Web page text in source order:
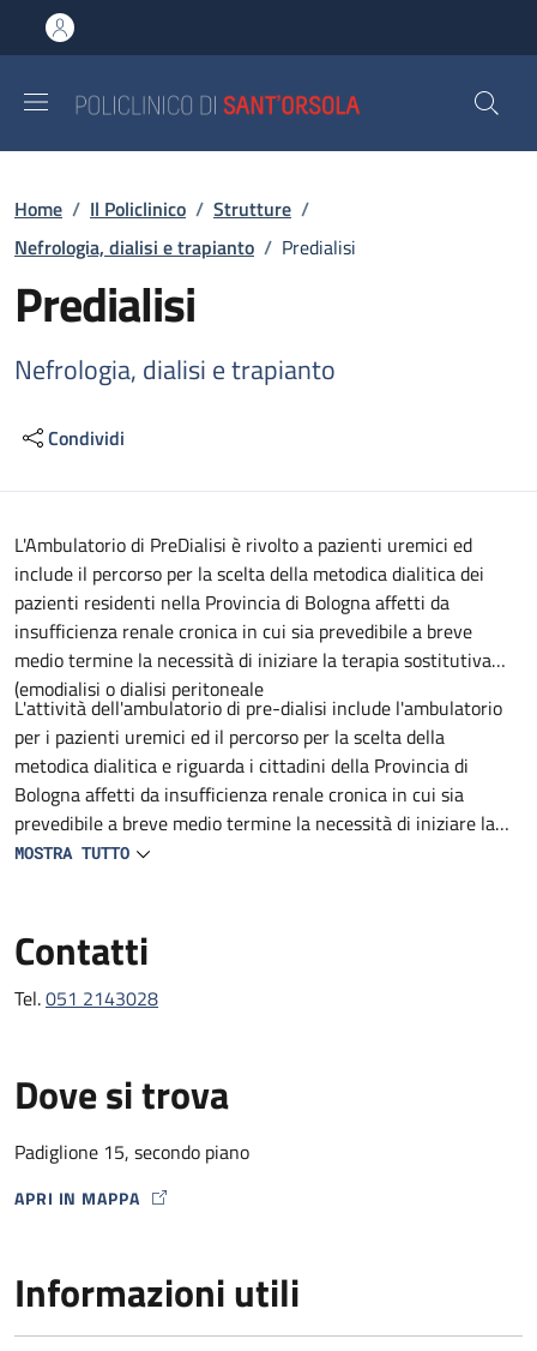
al contenuto principale
to footer content
Briciole di pane
Home / Il Policlinico / Strutture /
Nefrologia, dialisi e trapianto / Predialisi
Predialisi
Nefrologia, dialisi e trapianto
Condividi
Descrizione
L'Ambulatorio di PreDialisi è rivolto a pazienti uremici ed
include il percorso per la scelta della metodica dialitica dei
pazienti residenti nella Provincia di Bologna affetti da
insufficienza renale cronica in cui sia prevedibile a breve
medio termine la necessità di iniziare la terapia sostitutiva
(emodialisi o dialisi peritoneale
L'attività dell'ambulatorio di pre-dialisi include l'ambulatorio
per i pazienti uremici ed il percorso per la scelta della
metodica dialitica e riguarda i cittadini della Provincia di
Bologna affetti da insufficienza renale cronica in cui sia
prevedibile a breve medio termine la necessità di iniziare la
terapia sostitutiva (emodialisi o dialisi peritoneale).
MOSTRA TUTTO
Contatti
Tel.051 2143028
Dove si trova
Padiglione 15, secondo piano
APRI IN MAPPA
MAP ICON
Informazioni utili